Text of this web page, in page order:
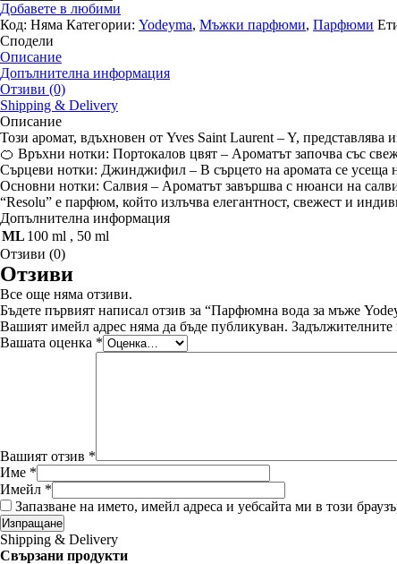
Добавете в любими
Код: Няма Категории: Yodeyma, Мъжки парфюми, Парфюми
Сподели
Описание
Допълнителна информация
Отзиви (0)
Shipping & Delivery
Описание
Този аромат, вдъхновен от Yves Saint Laurent – Y, представлява
🍊 Връхни нотки: Портокалов цвят – Ароматът започва със
Сърцеви нотки: Джинджифил – В сърцето на аромата се усеща
Основни нотки: Салвия – Ароматът завършва с нюанси на
“Resolu” е парфюм, който излъчва елегантност, свежест и
Допълнителна информация
ML 100 ml , 50 ml
Отзиви (0)
Отзиви
Все още няма отзиви.
Бъдете първият написал отзив за “Парфюмна вода за мъже
Вашият имейл адрес няма да бъде публикуван. Задължителните
Вашата оценка *
Вашият отзив *
Име *
Имейл *
Запазване на името, имейл адреса и уебсайта ми в този
Shipping & Delivery
Свързани продукти